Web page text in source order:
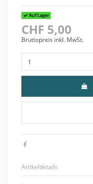
Auf Lager
CHF 5,00
Bruttopreis inkl. MwSt.
Artikeldetails